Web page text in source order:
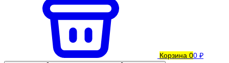
Корзина 00 ₽